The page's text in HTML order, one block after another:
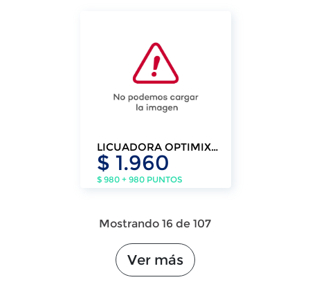
LICUADORA OPTIMIX
MOULINEX 2
VELOCIDADES
$ 1.960
$ 980 + 980 PUNTOS
Mostrando 16 de 107